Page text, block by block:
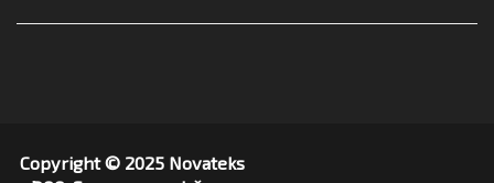
Copyright © 2025 Novateks